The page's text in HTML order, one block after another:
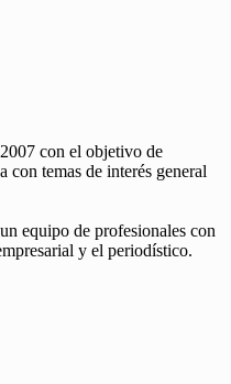
con el objetivo de
con temas de interés general
equipo de profesionales con
y el periodístico.